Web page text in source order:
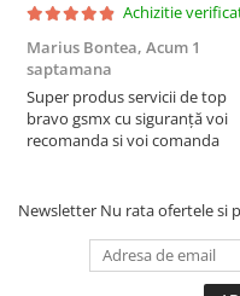
Achizitie
Marius Bontea, Acum 1
saptamana
Super produs servicii de top
bravo gsmx cu siguranță voi
recomanda si voi comanda
Newsletter Nu rata ofertele si